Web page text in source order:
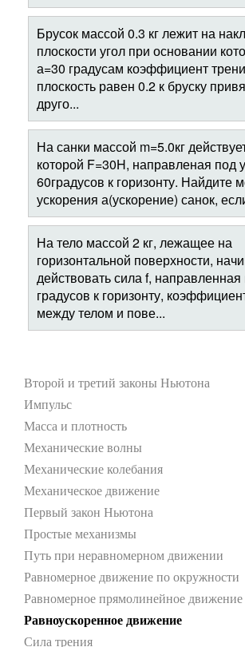
Брусок массой 0.3 кг лежит на
плоскости угол при основании
а=30 градусам коэффициент
плоскость равен 0.2 к бруску
друго...
На санки массой m=5.0кг
которой F=30H, направленая под
60градусов к горизонту. Найдите
ускорения а(ускорение) санок,
На тело массой 2 кг, лежащее на
горизонтальной поверхности,
действовать сила f,
градусов к горизонту,
между телом и пове...
Второй и третий законы Ньютона
Импульс
Масса и плотность
Механические волны
Механические колебания
Механическое движение
Первый закон Ньютона
Простые механизмы
Путь при неравномерном движении
Равномерное движение по окружности
Равномерное прямолинейное движение
Равноускоренное движение
Сила трения